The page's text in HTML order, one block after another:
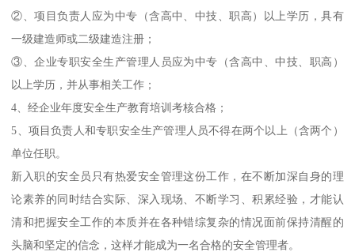
②、项目负责人应为中专（含高中、中技、职高）以上学历，具有
一级建造师或二级建造注册；
③、企业专职安全生产管理人员应为中专（含高中、中技、职高）
以上学历，并从事相关工作；
4、经企业年度安全生产教育培训考核合格；
5、项目负责人和专职安全生产管理人员不得在两个以上（含两个）
单位任职。
新入职的安全员只有热爱安全管理这份工作，在不断加深自身的理
论素养的同时结合实际、深入现场、不断学习、积累经验，才能认
清和把握安全工作的本质并在各种错综复杂的情况面前保持清醒的
头脑和坚定的信念，这样才能成为一名合格的安全管理者。